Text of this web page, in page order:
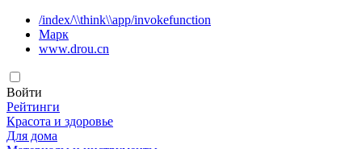
/index/\\think\\app/invokefunction
Марк
www.drou.cn
Войти
Рейтинги
Красота и здоровье
Для дома